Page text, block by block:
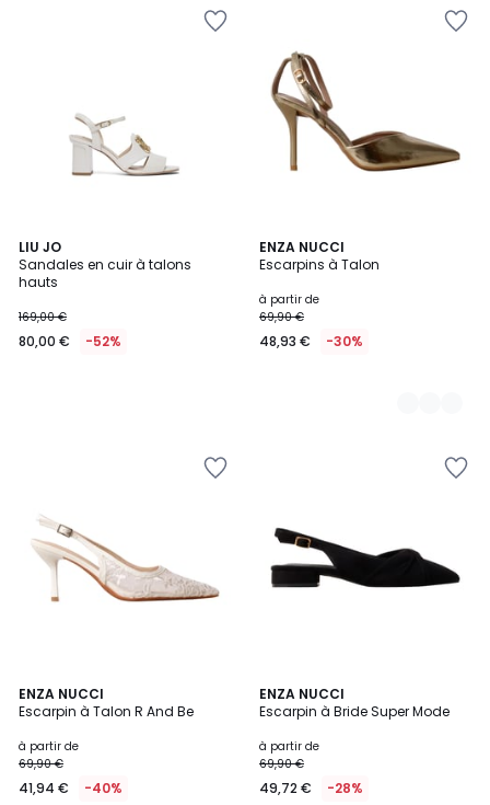
LIU JO
Sandales en cuir à talons
hauts
169,00 €
80,00 € -52%
ENZA NUCCI
Escarpins à Talon
à partir de
69,90 €
48,93 € -30%
2
Couleurs
ENZA NUCCI
Escarpin à Talon R And Be
à partir de
69,90 €
41,94 € -40%
2
Couleurs
ENZA NUCCI
Escarpin à Bride Super Mode
à partir de
69,90 €
49,72 € -28%